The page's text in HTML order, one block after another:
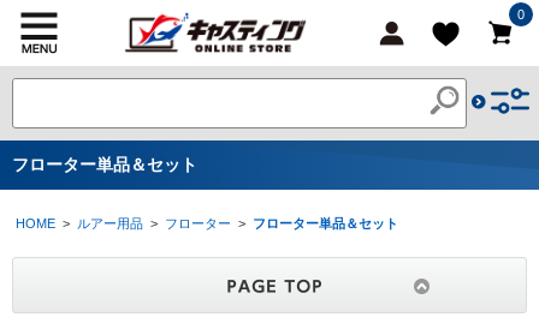
0
フローター単品＆セット
HOME > ルアー用品 > フローター > フローター単品＆セット